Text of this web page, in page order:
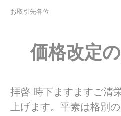
お取引先各位
価格改定
拝啓 時下ますますご清
上げます。平素は格別